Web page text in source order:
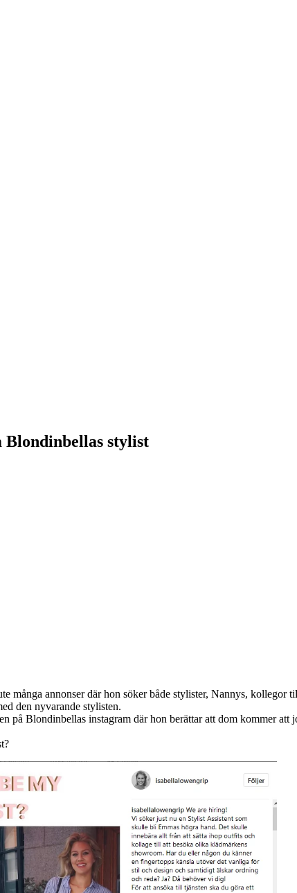
Blondinbellas stylist
många annonser där hon söker både stylister, Nannys,
den nyvarande stylisten.
på Blondinbellas instagram där hon berättar att dom kommer